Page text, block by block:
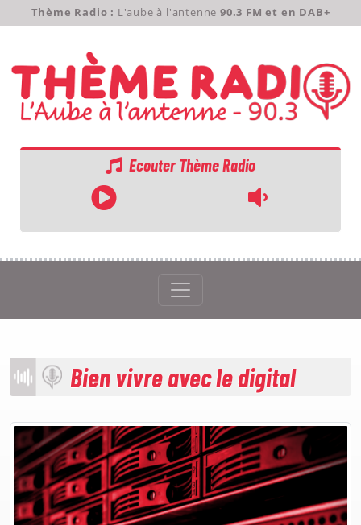
Thème Radio : L'aube à l'antenne 90.3 FM et en DAB+
Ecouter Thème Radio
Bien vivre avec le digital